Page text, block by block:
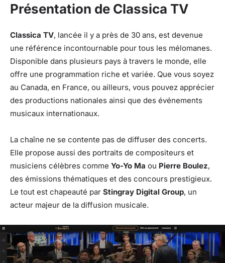
Présentation de Classica TV
Classica TV, lancée il y a près de 30 ans, est devenue
une référence incontournable pour tous les mélomanes.
Disponible dans plusieurs pays à travers le monde, elle
offre une programmation riche et variée. Que vous soyez
au Canada, en France, ou ailleurs, vous pouvez apprécier
des productions nationales ainsi que des événements
musicaux internationaux.
La chaîne ne se contente pas de diffuser des concerts.
Elle propose aussi des portraits de compositeurs et
musiciens célèbres comme Yo-Yo Ma ou Pierre Boulez,
des émissions thématiques et des concours prestigieux.
Le tout est chapeauté par Stingray Digital Group, un
acteur majeur de la diffusion musicale.